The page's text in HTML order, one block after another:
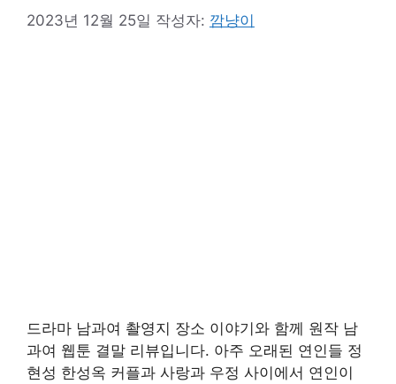
2023년 12월 25일 작성자: 깜냥이
드라마 남과여 촬영지 장소 이야기와 함께 원작 남
과여 웹툰 결말 리뷰입니다. 아주 오래된 연인들 정
현성 한성옥 커플과 사랑과 우정 사이에서 연인이